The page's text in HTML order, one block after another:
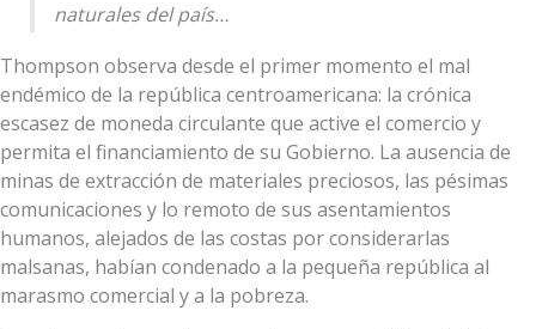
naturales del país…
Thompson observa desde el primer momento el mal
endémico de la república centroamericana: la crónica
escasez de moneda circulante que active el comercio y
permita el financiamiento de su Gobierno. La ausencia de
minas de extracción de materiales preciosos, las pésimas
comunicaciones y lo remoto de sus asentamientos
humanos, alejados de las costas por considerarlas
malsanas, habían condenado a la pequeña república al
marasmo comercial y a la pobreza.